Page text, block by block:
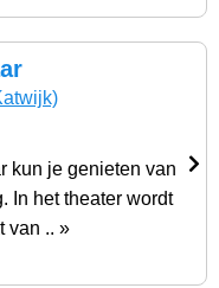
kun je genieten van
In het theater wordt
van .. »